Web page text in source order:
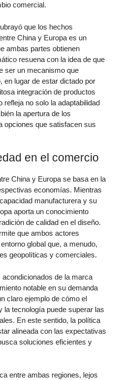
comercial.
que los hechos
China y Europa es un
ambas partes obtienen
resuena con la idea de que
ser un mecanismo que
en lugar de estar dictado por
integración de productos
no solo la adaptabilidad
la apertura de los
opciones que satisfacen sus
en el comercio
China y Europa se basa en la
economías. Mientras
manufacturera y su
aporta un conocimiento
de calidad en el diseño.
que ambos actores
global que, a menudo,
geopolíticas y comerciales.
de la marca
notable en su demanda
claro ejemplo de cómo el
la tecnología puede superar las
En este sentido, la política
alineada con las expectativas
soluciones eficientes y
entre ambas regiones, lejos